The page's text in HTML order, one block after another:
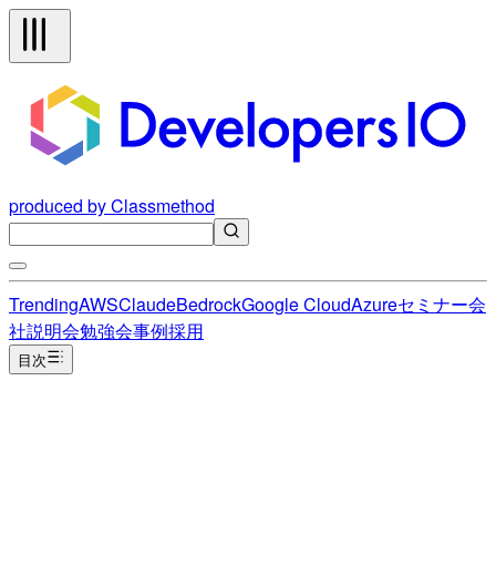
produced by Classmethod
TrendingAWSClaudeBedrockGoogle CloudAzureセミナー会
社説明会勉強会事例採用
目次